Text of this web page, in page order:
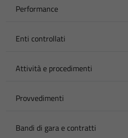
Performance
Enti controllati
Attività e procedimenti
Provvedimenti
Bandi di gara e contratti